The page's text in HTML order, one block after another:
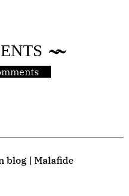
blog | Malafide